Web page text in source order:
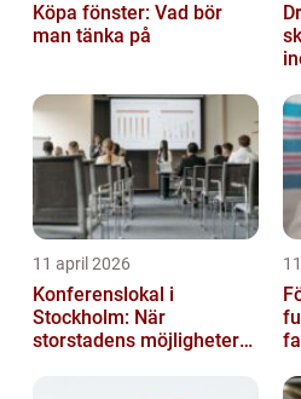
Köpa fönster: Vad bör
man tänka på
11 april 2026
Konferenslokal i
Stockholm: När
storstadens möjligheter